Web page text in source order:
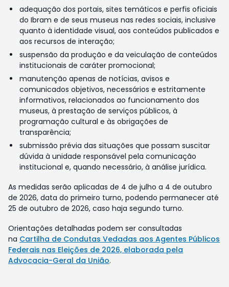
adequação dos portais, sites temáticos e perfis oficiais
do Ibram e de seus museus nas redes sociais, inclusive
quanto à identidade visual, aos conteúdos publicados e
aos recursos de interação;
suspensão da produção e da veiculação de conteúdos
institucionais de caráter promocional;
manutenção apenas de notícias, avisos e
comunicados objetivos, necessários e estritamente
informativos, relacionados ao funcionamento dos
museus, à prestação de serviços públicos, à
programação cultural e às obrigações de
transparência;
submissão prévia das situações que possam suscitar
dúvida à unidade responsável pela comunicação
institucional e, quando necessário, à análise jurídica.
As medidas serão aplicadas de 4 de julho a 4 de outubro
de 2026, data do primeiro turno, podendo permanecer até
25 de outubro de 2026, caso haja segundo turno.
Orientações detalhadas podem ser consultadas
na Cartilha de Condutas Vedadas aos Agentes Públicos
Federais nas Eleições de 2026, elaborada pela
Advocacia-Geral da União.